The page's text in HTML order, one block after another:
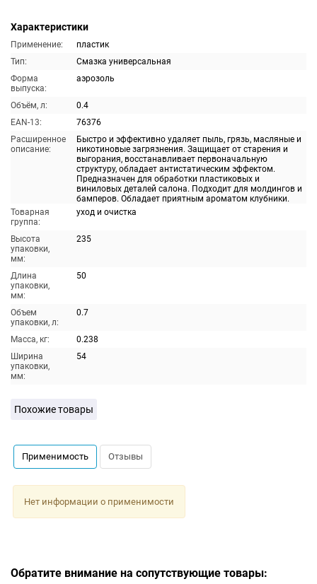
Характеристики
Применение:
пластик
Тип:
Смазка универсальная
Форма
выпуска:
аэрозоль
Объём, л:
0.4
EAN-13:
76376
Расширенное
описание:
Быстро и эффективно удаляет пыль, грязь, масляные и
никотиновые загрязнения. Защищает от старения и
выгорания, восстанавливает первоначальную
структуру, обладает антистатическим эффектом.
Предназначен для обработки пластиковых и
виниловых деталей салона. Подходит для молдингов и
бамперов. Обладает приятным ароматом клубники.
Товарная
группа:
уход и очистка
Высота
упаковки,
мм:
235
Длина
упаковки,
мм:
50
Объем
упаковки, л:
0.7
Масса, кг:
0.238
Ширина
упаковки,
мм:
54
Похожие товары
Применимость Отзывы
Нет информации о применимости
Обратите внимание на сопутствующие товары: